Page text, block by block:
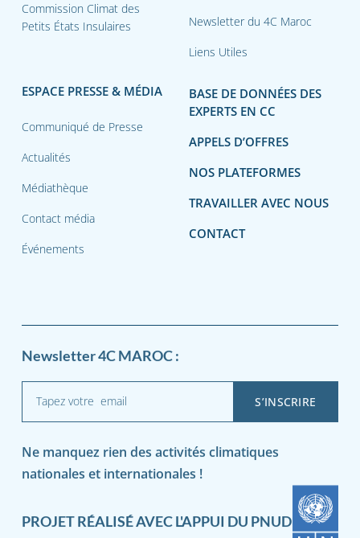
Commission Climat des
Petits États Insulaires
Newsletter du 4C Maroc
Liens Utiles
ESPACE PRESSE & MÉDIA
Communiqué de Presse
Actualités
Médiathèque
Contact média
Événements
BASE DE DONNÉES DES
EXPERTS EN CC
APPELS D’OFFRES
NOS PLATEFORMES
TRAVAILLER AVEC NOUS
CONTACT
PROJET RÉALISÉ AVEC L'APPUI DU PNUD
Newsletter 4C MAROC :
Ne manquez rien des activités climatiques
nationales et internationales !